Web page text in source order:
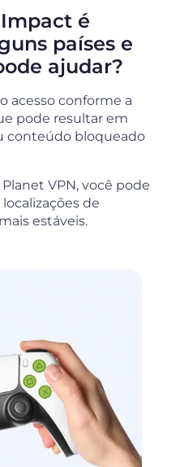
é
países e
ajudar?
acesso conforme a
pode resultar em
conteúdo bloqueado
VPN, você pode
de
estáveis.